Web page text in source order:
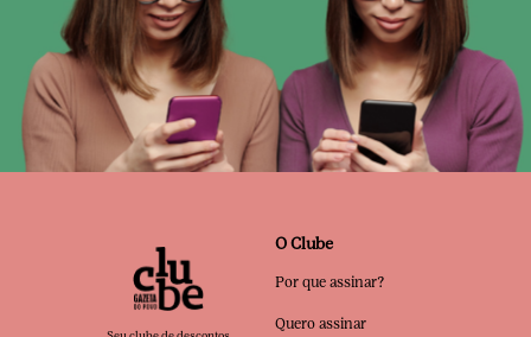
O Clube
Por que assinar?
Quero assinar